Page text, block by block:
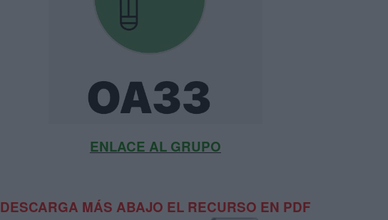
ENLACE AL GRUPO
DESCARGA MÁS ABAJO EL RECURSO EN PDF